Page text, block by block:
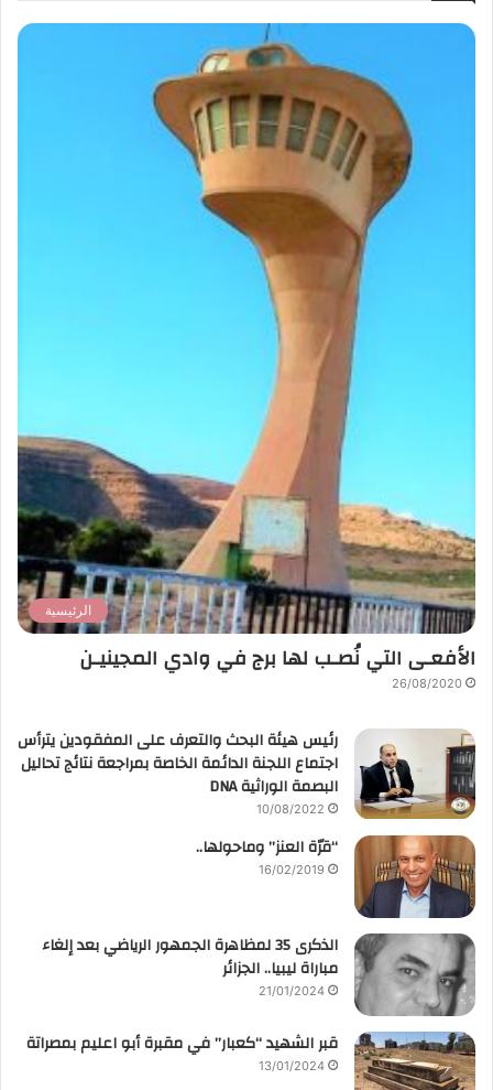
الرئيسية
الأفعـى التي نُصـب لها برج في وادي المجينيـن
26/08/2020
رئيس هيئة البحث والتعرف على المفقودين يترأس
اجتماع اللجنة الدائمة الخاصة بمراجعة نتائج تحاليل
البصمة الوراثية DNA
10/08/2022
“قرّة العنز” وماحولها..
16/02/2019
الذكرى 35 لمظاهرة الجمهور الرياضي بعد إلغاء
مباراة ليبيا.. الجزائر
21/01/2024
قبر الشهيد “كعبار” في مقبرة أبو اعليم بمصراتة
13/01/2024